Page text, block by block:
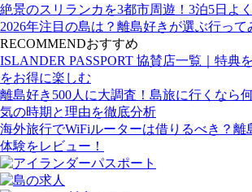
絶景のスリランカを3都市周遊！3泊5日よ
2026年注目の島は？離島好きが選ぶ行っ
RECOMMENDおすすめ
ISLANDER PASSPORT 協賛店一覧｜特典
をお得に楽しむ
離島好き500人に大調査！島旅に行くなら
気の時期と理由を徹底分析
海外旅行でWiFiルーターは借りるべき？離
体験をレビュー！